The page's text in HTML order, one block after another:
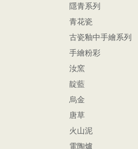
隱青系列
青花瓷
古瓷釉中手繪系列
手繪粉彩
汝窯
靛藍
烏金
唐草
火山泥
電陶爐